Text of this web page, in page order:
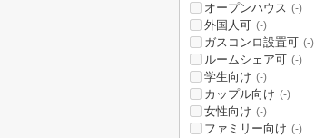
オープンハウス (-)
外国人可 (-)
ガスコンロ設置可 (-)
ルームシェア可 (-)
学生向け (-)
カップル向け (-)
女性向け (-)
ファミリー向け (-)